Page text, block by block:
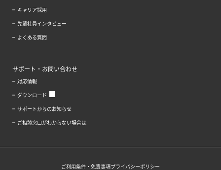
キャリア採用
先輩社員インタビュー
よくある質問
サポート・お問い合わせ
対応情報
ダウンロード
サポートからのお知らせ
ご相談窓口がわからない場合は
ご利用条件・免責事項プライバシーポリシー